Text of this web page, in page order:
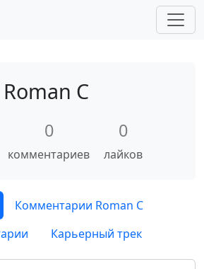
Roman C
0
комментариев
0
лайков
Комментарии Roman C
Карьерный трек